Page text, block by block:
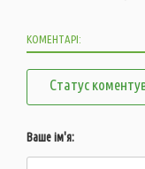
КОМЕНТАРІ:
Статус
Ваше ім'я: